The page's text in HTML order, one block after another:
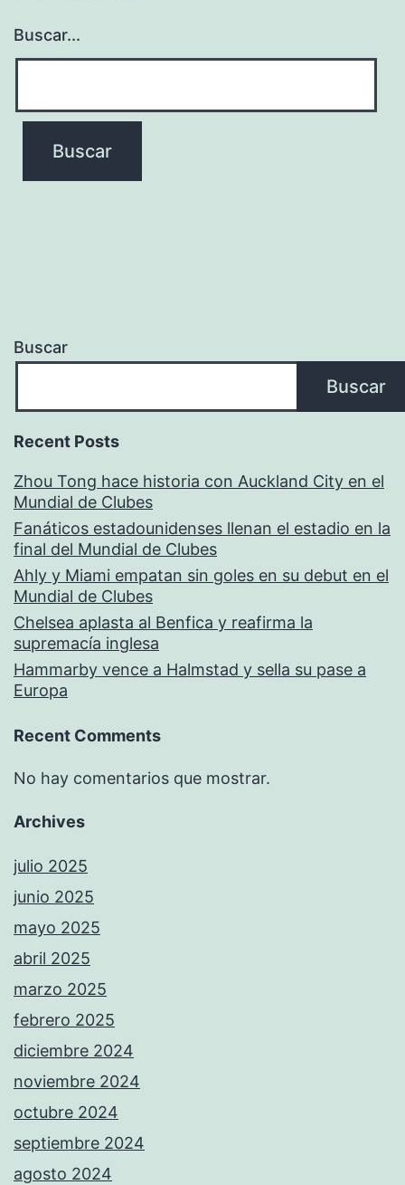
Buscar...
Buscar
Buscar
Recent Posts
Zhou Tong hace historia con Auckland City en el
Mundial de Clubes
Fanáticos estadounidenses llenan el estadio en la
final del Mundial de Clubes
Ahly y Miami empatan sin goles en su debut en el
Mundial de Clubes
Chelsea aplasta al Benfica y reafirma la
supremacía inglesa
Hammarby vence a Halmstad y sella su pase a
Europa
Recent Comments
No hay comentarios que mostrar.
Archives
julio 2025
junio 2025
mayo 2025
abril 2025
marzo 2025
febrero 2025
diciembre 2024
noviembre 2024
octubre 2024
septiembre 2024
agosto 2024